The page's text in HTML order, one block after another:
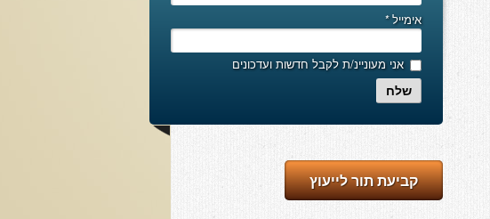
אימייל*
אני מעוניינ/ת לקבל חדשות ועדכונים
שלח
קביעת תור לייעוץ